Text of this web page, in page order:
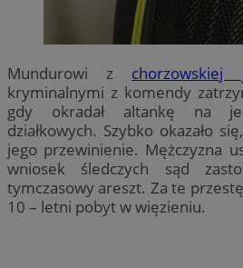
Mundurowi z chorzowskiej
kryminalnymi z komendy
gdy okradał altankę na
działkowych. Szybko okazało
jego przewinienie. Mężczyzna
wniosek śledczych sąd
tymczasowy areszt. Za te
10 – letni pobyt w więzieniu.